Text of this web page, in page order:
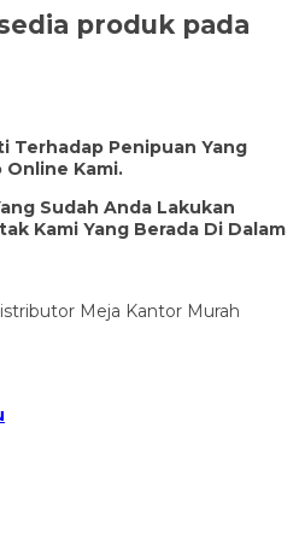
produk pada
Terhadap Penipuan Yang
Online Kami.
Sudah Anda Lakukan
Kami Yang Berada Di Dalam
Meja Kantor Murah